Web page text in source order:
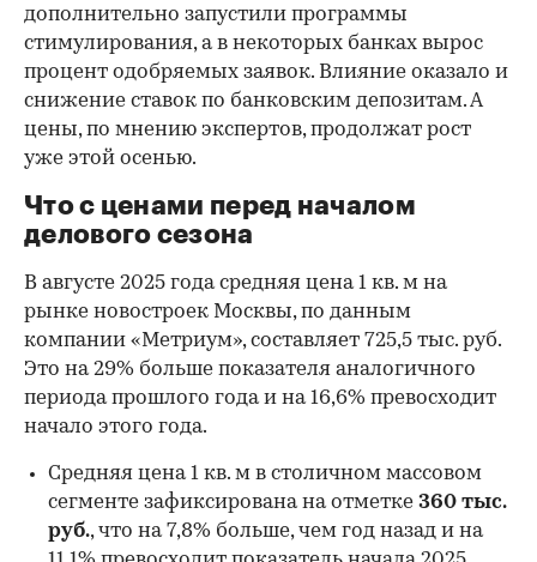
дополнительно запустили программы
стимулирования, а в некоторых банках вырос
процент одобряемых заявок. Влияние оказало и
снижение ставок по банковским депозитам. А
цены, по мнению экспертов, продолжат рост
уже этой осенью.
Что с ценами перед началом
делового сезона
В августе 2025 года средняя цена 1 кв. м на
рынке новостроек Москвы, по данным
компании «Метриум», составляет 725,5 тыс. руб.
Это на 29% больше показателя аналогичного
периода прошлого года и на 16,6% превосходит
начало этого года.
Средняя цена 1 кв. м в столичном массовом
сегменте зафиксирована на отметке 360 тыс.
руб., что на 7,8% больше, чем год назад и на